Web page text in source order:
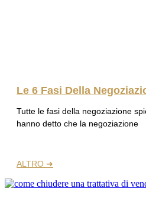
Le 6 Fasi Della
Tutte le fasi della negoziazione
hanno detto che la negoziazione
ALTRO ➜